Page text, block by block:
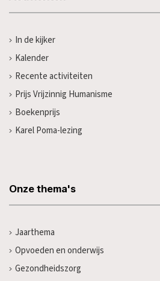
In de kijker
Kalender
Recente activiteiten
Prijs Vrijzinnig Humanisme
Boekenprijs
Karel Poma-lezing
Onze thema's
Jaarthema
Opvoeden en onderwijs
Gezondheidszorg